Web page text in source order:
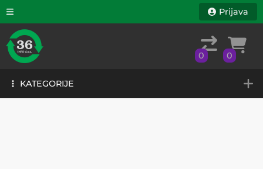
KATEGORIJE
Prijava
0 0
KATEGORIJE